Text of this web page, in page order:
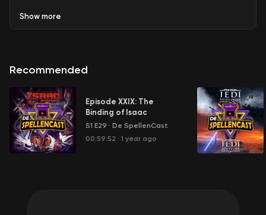
Show more
Recommended
Episode XXIX: The
Binding of Isaac
S1 E29 · De SpellenCast
00:59:52 · 1 year ago